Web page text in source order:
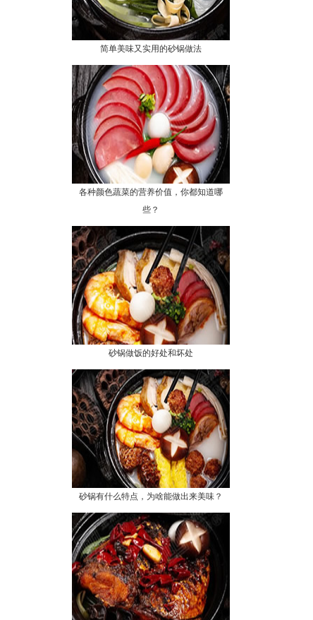
简单美味又实用的砂锅做法
各种颜色蔬菜的营养价值，你都知道哪
些？
砂锅做饭的好处和坏处
砂锅有什么特点，为啥能做出来美味？